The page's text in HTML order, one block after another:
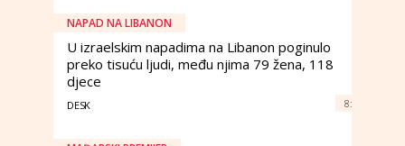
NAPAD NA LIBANON
U izraelskim napadima na Libanon poginulo
preko tisuću ljudi, među njima 79 žena, 118
djece
DESK 8: